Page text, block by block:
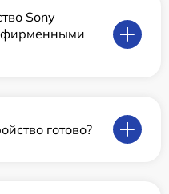
Sony
фирменными
готово?